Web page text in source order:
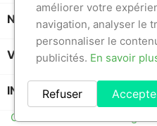
NOTRE SOCIÉTÉ
VOTRE COMPTE
INFORMATIONS
Création de site Pixelorigin
améliorer votre
navigation, analyser le
personnaliser le
publicités. En savoir
Refuser